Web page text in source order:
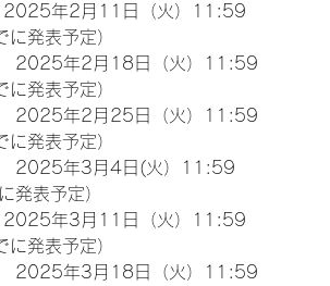
2025年2月11日（火）11:59
発表予定）
2025年2月18日（火）11:59
発表予定）
2025年2月25日（火）11:59
発表予定）
2025年3月4日(火）11:59
表予定）
2025年3月11日（火）11:59
発表予定）
2025年3月18日（火）11:59